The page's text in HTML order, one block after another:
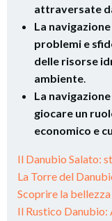
attraversate
La
problemi e
delle risorse
ambiente.
La
giocare un
economico e
Il Danubio Salato:
La Torre del
Scoprire la
Il Rustico